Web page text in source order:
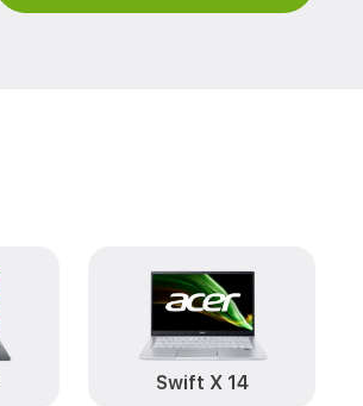
Заказать
Заказать
Swift X 14